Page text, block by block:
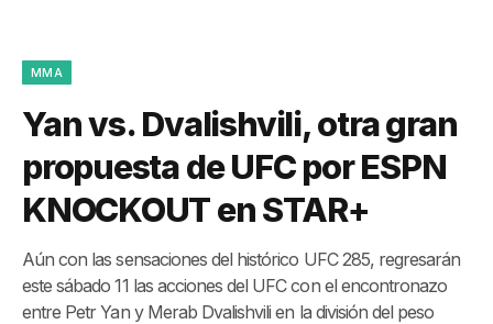
MMA
Yan vs. Dvalishvili, otra gran
propuesta de UFC por ESPN
KNOCKOUT en STAR+
Aún con las sensaciones del histórico UFC 285, regresarán
este sábado 11 las acciones del UFC con el encontronazo
entre Petr Yan y Merab Dvalishvili en la división del peso